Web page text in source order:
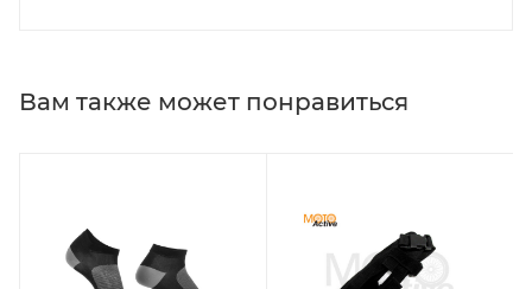
Вам также может понравиться